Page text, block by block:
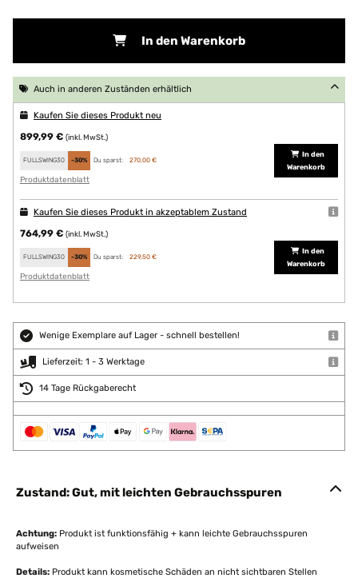
In den Warenkorb
Auch in anderen Zuständen erhältlich
Kaufen Sie dieses Produkt neu
899,99 € (inkl. MwSt.)
FULLSWING30 -30% Du sparst: 270,00 €
Produktdatenblatt
In den
Warenkorb
Kaufen Sie dieses Produkt in akzeptablem Zustand
764,99 € (inkl. MwSt.)
FULLSWING30 -30% Du sparst: 229,50 €
Produktdatenblatt
In den
Warenkorb
Wenige Exemplare auf Lager - schnell bestellen!
Lieferzeit: 1 - 3 Werktage
14 Tage Rückgaberecht
Zustand: Gut, mit leichten Gebrauchsspuren
Achtung: Produkt ist funktionsfähig + kann leichte Gebrauchsspuren
aufweisen
Details: Produkt kann kosmetische Schäden an nicht sichtbaren Stellen